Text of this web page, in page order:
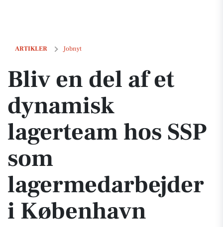
ARTIKLER Jobnyt
Bliv en del af et dynamisk lagerteam hos SSP som lagermedarbejder
Bliv en del af et
dynamisk
lagerteam hos SSP
som
lagermedarbejder
i København